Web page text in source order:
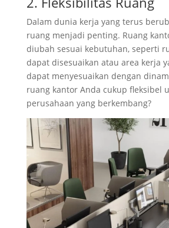
Dalam dunia kerja yang terus
ruang menjadi penting. Ruang
diubah sesuai kebutuhan, seperti
dapat disesuaikan atau area kerja
dapat menyesuaikan dengan
ruang kantor Anda cukup fleksibel
perusahaan yang berkembang?